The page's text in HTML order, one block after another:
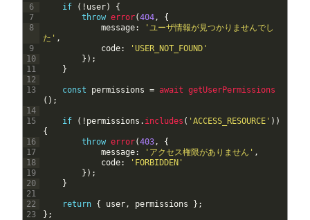
6
7
8
9
10
11
12
13
14
15
16
17
18
19
20
21
22
23
if ( ! user)
{
throw error(404,
{
message:
'ユーザ情報が見つかりませんでし
た' ,
code:
'USER_NOT_FOUND'
} ) ;
}
const permissions = await getUserPermissions
( ) ;
if ( ! permissions . includes ( 'ACCESS_RESOURCE' ) )
{
throw error(403,
{
message: 'アクセス権限がありません' ,
code:
'FORBIDDEN'
} ) ;
}
return { user, permissions } ;
} ;